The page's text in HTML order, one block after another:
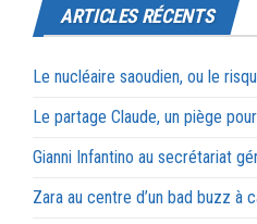
ARTICLES RÉCENTS
Le nucléaire saoudien, ou le
Le partage Claude, un piège
Gianni Infantino au secrétariat
Zara au centre d’un bad buzz à